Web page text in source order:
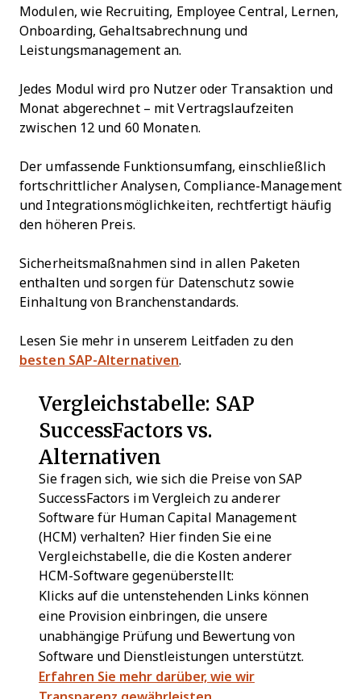
Modulen, wie Recruiting, Employee Central, Lernen,
Onboarding, Gehaltsabrechnung und
Leistungsmanagement an.
Jedes Modul wird pro Nutzer oder Transaktion und
Monat abgerechnet – mit Vertragslaufzeiten
zwischen 12 und 60 Monaten.
Der umfassende Funktionsumfang, einschließlich
fortschrittlicher Analysen, Compliance-Management
und Integrationsmöglichkeiten, rechtfertigt häufig
den höheren Preis.
Sicherheitsmaßnahmen sind in allen Paketen
enthalten und sorgen für Datenschutz sowie
Einhaltung von Branchenstandards.
Lesen Sie mehr in unserem Leitfaden zu den
besten SAP-Alternativen.
Vergleichstabelle: SAP
SuccessFactors vs.
Alternativen
Sie fragen sich, wie sich die Preise von SAP
SuccessFactors im Vergleich zu anderer
Software für Human Capital Management
(HCM) verhalten? Hier finden Sie eine
Vergleichstabelle, die die Kosten anderer
HCM-Software gegenüberstellt:
Klicks auf die untenstehenden Links können
eine Provision einbringen, die unsere
unabhängige Prüfung und Bewertung von
Software und Dienstleistungen unterstützt.
Erfahren Sie mehr darüber, wie wir